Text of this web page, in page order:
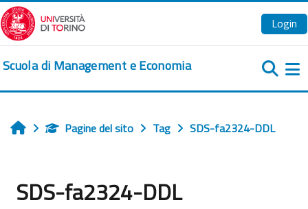
Vai al contenuto principale
Login
Scuola di Management e Economia
HomePagine del sito Tag SDS-fa2324-DDL
SDS-fa2324-DDL